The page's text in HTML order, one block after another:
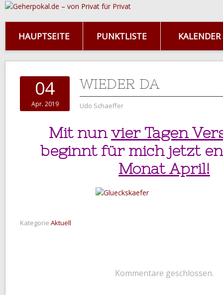
HAUPTSEITE PUNKTLISTE KALENDER
04
Apr. 2019
WIEDER DA
Udo Schaeffer
Mit nun vier Tagen
beginnt für mich jetzt
Monat April!
Kategorie Aktuell
Kommentare geschlossen.